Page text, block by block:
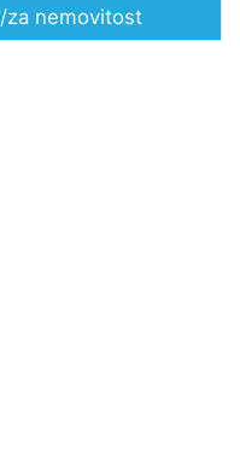
/za nemovitost